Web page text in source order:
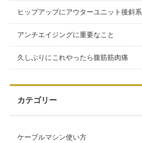
ヒップアップにアウターユニット後斜系
アンチエイジングに重要なこと
久しぶりにこれやったら腹筋筋肉痛
カテゴリー
ケーブルマシン使い方